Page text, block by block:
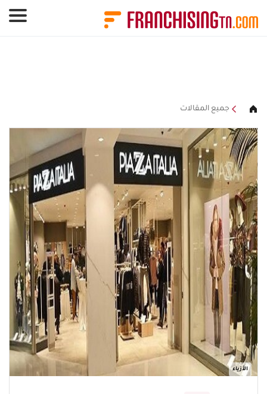
جميع المقالات
الأزياء
لوحة إدارة ملفات تعريف الارتباط